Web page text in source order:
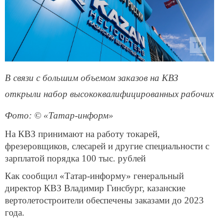
В связи с большим объемом заказов на КВЗ
открыли набор высококвалифицированных рабочих
Фото: © «Татар-информ»
На КВЗ принимают на работу токарей,
фрезеровщиков, слесарей и другие специальности с
зарплатой порядка 100 тыс. рублей
Как сообщил «Татар-информу» генеральный
директор КВЗ Владимир Гинсбург, казанские
вертолетостроители обеспечены заказами до 2023
года.